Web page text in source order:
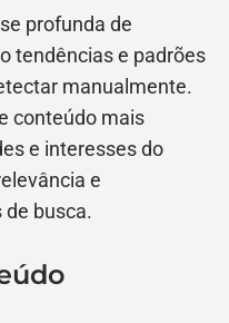
profunda de
tendências e padrões
manualmente.
conteúdo mais
e interesses do
e
busca.